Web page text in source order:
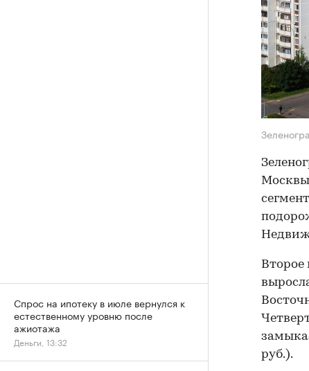
Москвы
Второе
руб.).
Спрос на ипотеку в июле вернулся к
естественному уровню после
ажиотажа
Деньги, 13:32